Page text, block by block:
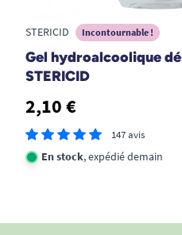
2
STERICID Incontournable !
Gel hydroalcoolique
STERICID
2,10 €
147 avis
En stock, expédié demain